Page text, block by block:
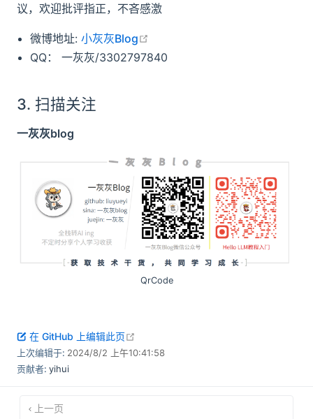
议，欢迎批评指正，不吝感激
微博地址:小灰灰Blog
QQ： 一灰灰/3302797840
3. 扫描关注
一灰灰blog
QrCode
在 GitHub 上编辑此页
上次编辑于: 2024/8/2 上午10:41:58
贡献者: yihui
上一页